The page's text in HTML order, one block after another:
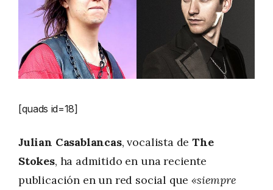
[quads id=18]
Julian Casablancas, vocalista deThe
Stokes, ha admitido en una reciente
publicación en un red social que«siempre